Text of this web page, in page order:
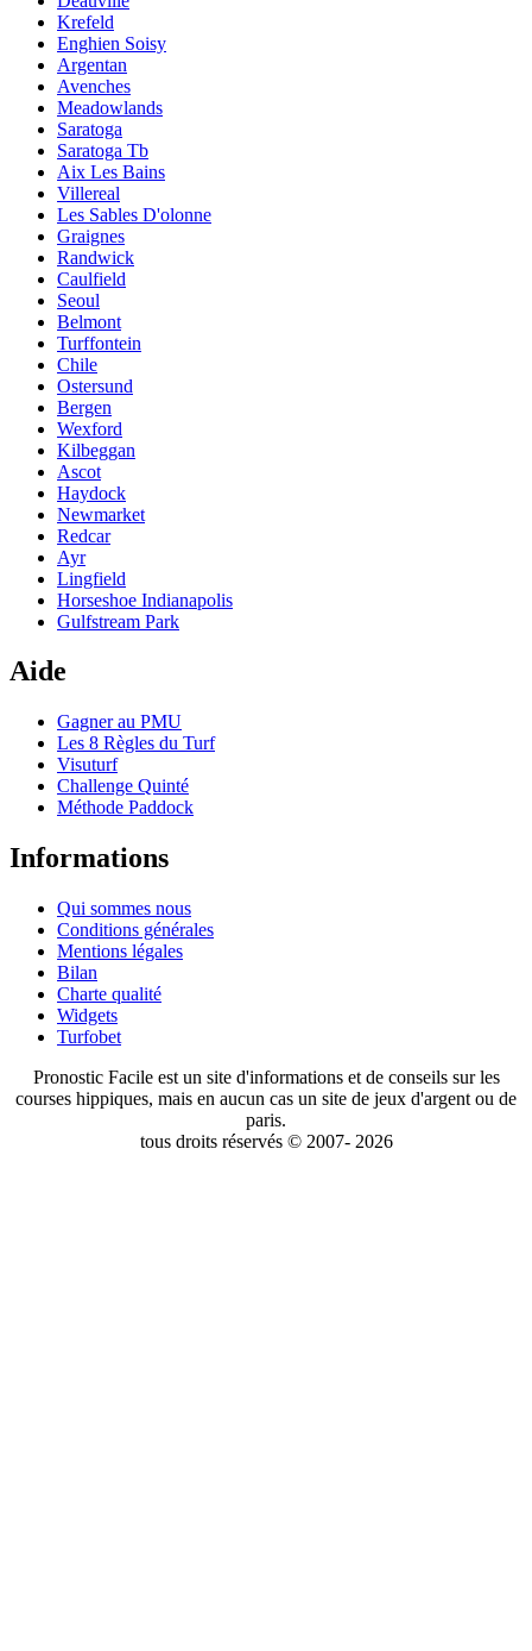
Krefeld
Enghien Soisy
Argentan
Avenches
Meadowlands
Saratoga
Saratoga Tb
Aix Les Bains
Villereal
Les Sables D'olonne
Graignes
Randwick
Caulfield
Seoul
Belmont
Turffontein
Chile
Ostersund
Bergen
Wexford
Kilbeggan
Ascot
Haydock
Newmarket
Redcar
Ayr
Lingfield
Horseshoe Indianapolis
Gulfstream Park
Aide
Gagner au PMU
Les 8 Règles du Turf
Visuturf
Challenge Quinté
Méthode Paddock
Informations
Qui sommes nous
Conditions générales
Mentions légales
Bilan
Charte qualité
Widgets
Turfobet
Pronostic Facile est un site d'informations et de conseils sur les
courses hippiques, mais en aucun cas un site de jeux d'argent ou de
paris.
tous droits réservés © 2007- 2026